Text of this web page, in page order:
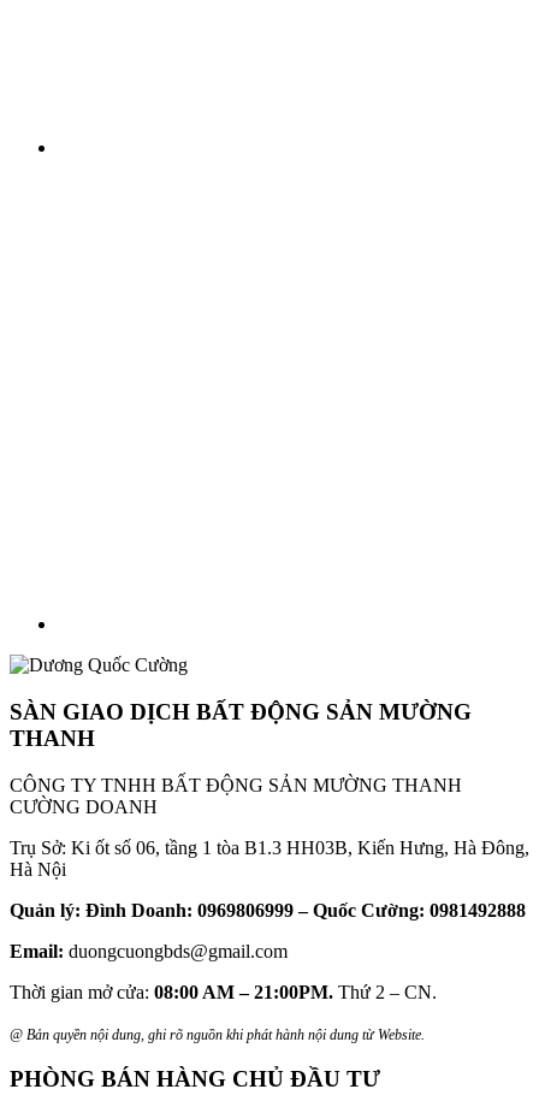
SÀN GIAO DỊCH BẤT ĐỘNG SẢN MƯỜNG
THANH
CÔNG TY TNHH BẤT ĐỘNG SẢN MƯỜNG THANH
CƯỜNG DOANH
Trụ Sở: Ki ốt số 06, tầng 1 tòa B1.3 HH03B, Kiến Hưng, Hà Đông,
Hà Nội
Quản lý: Đình Doanh: 0969806999 – Quốc Cường: 0981492888
Email: duongcuongbds@gmail.com
Thời gian mở cửa: 08:00 AM – 21:00PM. Thứ 2 – CN.
@ Bản quyền nội dung, ghi rõ nguồn khi phát hành nội dung từ Website.
PHÒNG BÁN HÀNG CHỦ ĐẦU TƯ